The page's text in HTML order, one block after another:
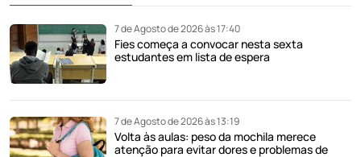
7 de Agosto de 2026 às 17:40
Fies começa a convocar nesta sexta
estudantes em lista de espera
7 de Agosto de 2026 às 13:19
Volta às aulas: peso da mochila merece
atenção para evitar dores e problemas de